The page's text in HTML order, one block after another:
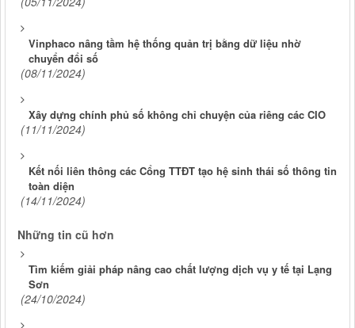
(08/11/2024)
Xây dựng chính phủ số không chỉ chuyện của riêng các CIO
(11/11/2024)
Kết nối liên thông các Cổng TTĐT tạo hệ sinh thái số thông tin
toàn diện
(14/11/2024)
Những tin cũ hơn
Tìm kiếm giải pháp nâng cao chất lượng dịch vụ y tế tại Lạng
Sơn
(24/10/2024)